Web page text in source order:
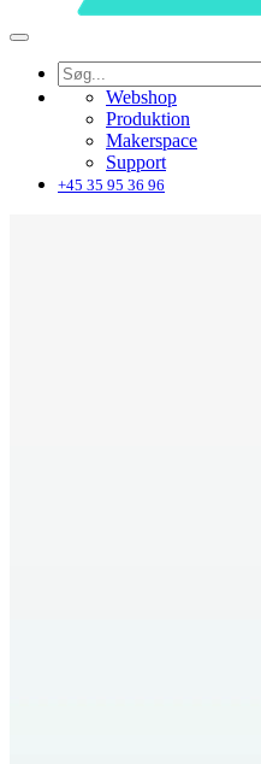
Webshop
Produktion
Makerspace
Support
+45 35 95 36 96